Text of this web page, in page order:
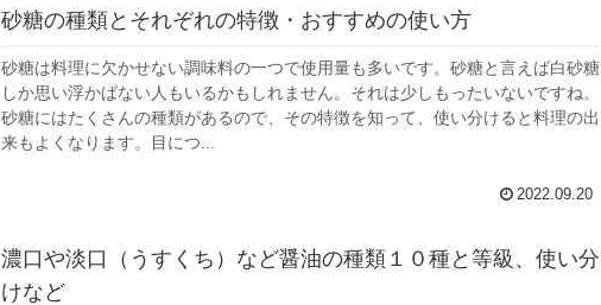
砂糖の種類とそれぞれの特徴・おすすめの使い方
砂糖は料理に欠かせない調味料の一つで使用量も多いです。砂糖と言えば白砂糖
しか思い浮かばない人もいるかもしれません。それは少しもったいないですね。
砂糖にはたくさんの種類があるので、その特徴を知って、使い分けると料理の出
来もよくなります。目につ...
2022.09.20
濃口や淡口（うすくち）など醤油の種類１０種と等級、使い分
けなど